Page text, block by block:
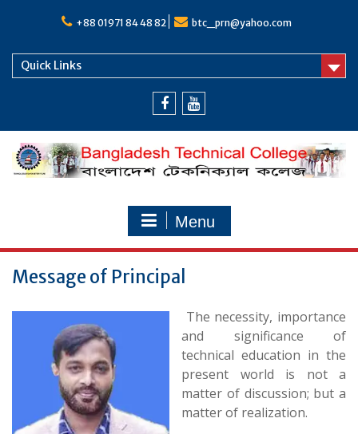
+88 01971 84 48 82 btc_prn@yahoo.com
Quick Links
Menu
Message of Principal
The necessity, importance
and significance of
technical education in the
present world is not a
matter of discussion; but a
matter of realization.